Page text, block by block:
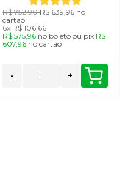
R$ 752,90R$ 639,96 no
cartão
6x R$ 106,66
R$ 575,96 no boleto ou pix R$
607,96 nocartão
- +